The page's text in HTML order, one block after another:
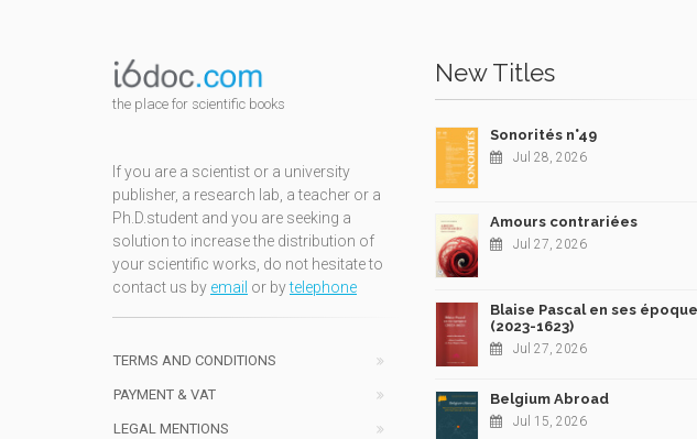
the place for scientific books
If you are a scientist or a university
publisher, a research lab, a teacher or a
Ph.D.student and you are seeking a
solution to increase the distribution of
your scientific works, do not hesitate to
contact us by email or bytelephone
TERMS AND CONDITIONS
PAYMENT & VAT
LEGAL MENTIONS
New Titles
Sonorités n°49
Jul 28, 2026
Amours contrariées
Jul 27, 2026
Blaise Pascal en ses
(2023-1623)
Jul 27, 2026
Belgium Abroad
Jul 15, 2026